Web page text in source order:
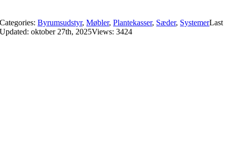
Categories:Byrumsudstyr,Møbler,Plantekasser, Sæder, SystemerLast
Updated: oktober 27th, 2025Views: 3424